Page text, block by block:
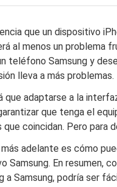
que un dispositivo
al menos un problema
teléfono Samsung y
lleva a más problemas.
que adaptarse a la
que tenga el
que coincidan. Pero
adelante es cómo
Samsung. En resumen,
a Samsung, podría ser